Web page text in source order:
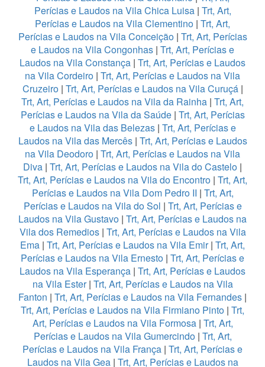
Perícias e Laudos na Vila Chica Luisa | Trt, Art,
Perícias e Laudos na Vila Clementino | Trt, Art,
Perícias e Laudos na Vila Conceição| Trt, Art, Perícias
e Laudos na Vila Congonhas | Trt, Art, Perícias e
Laudos na Vila Constança | Trt, Art, Perícias e Laudos
na Vila Cordeiro | Trt, Art, Perícias e Laudos na Vila
Cruzeiro | Trt, Art, Perícias e Laudos na Vila Curuçá |
Trt, Art, Perícias e Laudos na Vila da Rainha | Trt, Art,
Perícias e Laudos na Vila da Saúde| Trt, Art, Perícias
e Laudos na Vila das Belezas| Trt, Art, Perícias e
Laudos na Vila das Mercês| Trt, Art, Perícias e Laudos
na Vila Deodoro | Trt, Art, Perícias e Laudos na Vila
Diva | Trt, Art, Perícias e Laudos na Vila do Castelo |
Trt, Art, Perícias e Laudos na Vila do Encontro | Trt, Art,
Perícias e Laudos na Vila Dom Pedro II | Trt, Art,
Perícias e Laudos na Vila do Sol | Trt, Art, Perícias e
Laudos na Vila Gustavo | Trt, Art, Perícias e Laudos na
Vila dos Remedios| Trt, Art, Perícias e Laudos na Vila
Ema | Trt, Art, Perícias e Laudos na Vila Emir| Trt, Art,
Perícias e Laudos na Vila Ernesto | Trt, Art, Perícias e
Laudos na Vila Esperança | Trt, Art, Perícias e Laudos
na Vila Ester| Trt, Art, Perícias e Laudos na Vila
Fanton | Trt, Art, Perícias e Laudos na Vila Fernandes |
Trt, Art, Perícias e Laudos na Vila Firmiano Pinto | Trt,
Art, Perícias e Laudos na Vila Formosa| Trt, Art,
Perícias e Laudos na Vila Gumercindo| Trt, Art,
Perícias e Laudos na Vila França | Trt, Art, Perícias e
Laudos na Vila Gea| Trt, Art, Perícias e Laudos na